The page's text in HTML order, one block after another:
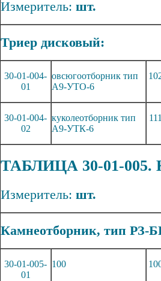
Измеритель: шт.
Триер дисковый:
30-01-004-
01
овсюгоотборник тип
А9-УТО-6
30-01-004-
02
куколеотборник тип
А9-УТК-6
ТАБЛИЦА 30-01-
Измеритель: шт.
Камнеотборник, тип РЗ-
30-01-005-
01
100